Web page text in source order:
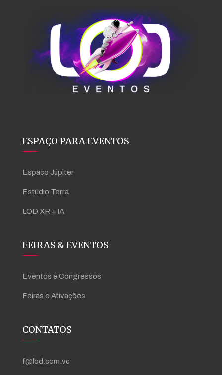
ESPAÇO PARA EVENTOS
Espaco Júpiter
Estúdio Terra
LOD XR + IA
FEIRAS & EVENTOS
Eventos e Congressos
Feiras e Ativações
CONTATOS
f@lod.com.vc